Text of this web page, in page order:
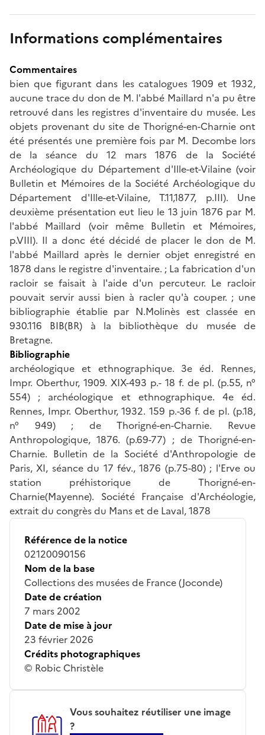
Informations complémentaires
Commentaires
bien que figurant dans les catalogues 1909 et 1932,
aucune trace du don de M. l'abbé Maillard n'a pu être
retrouvé dans les registres d'inventaire du musée. Les
objets provenant du site de Thorigné-en-Charnie ont
été présentés une première fois par M. Decombe lors
de la séance du 12 mars 1876 de la Société
Archéologique du Département d'Ille-et-Vilaine (voir
Bulletin et Mémoires de la Société Archéologique du
Département d'Ille-et-Vilaine, T.11,1877, p.III). Une
deuxième présentation eut lieu le 13 juin 1876 par M.
l'abbé Maillard (voir même Bulletin et Mémoires,
p.VIII). Il a donc été décidé de placer le don de M.
l'abbé Maillard après le dernier objet enregistré en
1878 dans le registre d'inventaire. ; La fabrication d'un
racloir se faisait à l'aide d'un percuteur. Le racloir
pouvait servir aussi bien à racler qu'à couper. ; une
bibliographie établie par N.Molinès est classée en
930.116 BIB(BR) à la bibliothèque du musée de
Bretagne.
Bibliographie
archéologique et ethnographique. 3e éd. Rennes,
Impr. Oberthur, 1909. XIX-493 p.- 18 f. de pl. (p.55, n°
554) ; archéologique et ethnographique. 4e éd.
Rennes, Impr. Oberthur, 1932. 159 p.-36 f. de pl. (p.18,
n° 949) ; de Thorigné-en-Charnie. Revue
Anthropologique, 1876. (p.69-77) ; de Thorigné-en-
Charnie. Bulletin de la Société d'Anthropologie de
Paris, XI, séance du 17 fév., 1876 (p.75-80) ; l'Erve ou
station préhistorique de Thorigné-en-
Charnie(Mayenne). Société Française d'Archéologie,
extrait du congrès du Mans et de Laval, 1878
Référence de la notice
02120090156
Nom de la base
Collections des musées de France (Joconde)
Date de création
7 mars 2002
Date de mise à jour
23 février 2026
Crédits photographiques
© Robic Christèle
Vous souhaitez réutiliser une image
?